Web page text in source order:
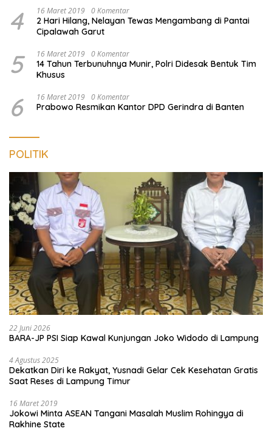
4 16 Maret 2019 0 Komentar
2 Hari Hilang, Nelayan Tewas Mengambang di Pantai
Cipalawah Garut
5 16 Maret 2019 0 Komentar
14 Tahun Terbunuhnya Munir, Polri Didesak Bentuk Tim
Khusus
6 16 Maret 2019 0 Komentar
Prabowo Resmikan Kantor DPD Gerindra di Banten
POLITIK
22 Juni 2026
BARA-JP PSI Siap Kawal Kunjungan Joko Widodo di Lampung
4 Agustus 2025
Dekatkan Diri ke Rakyat, Yusnadi Gelar Cek Kesehatan Gratis
Saat Reses di Lampung Timur
16 Maret 2019
Jokowi Minta ASEAN Tangani Masalah Muslim Rohingya di
Rakhine State